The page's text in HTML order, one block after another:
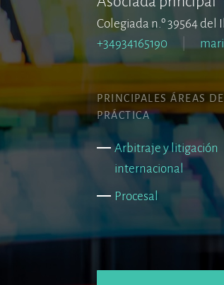
Colegiada n.º 39564 del
+34934165190
PRINCIPALES ÁREAS DE
PRÁCTICA
Arbitraje y litigación
internacional
Procesal